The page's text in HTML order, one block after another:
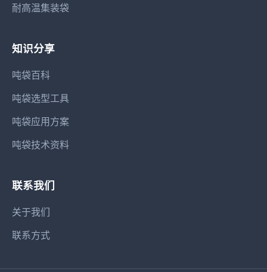
耐高温集装袋
知识分享
吨袋百科
吨袋选型工具
吨袋应用方案
吨袋技术资料
联系我们
关于我们
联系方式